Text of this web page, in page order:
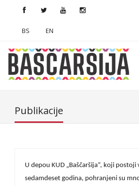
BS EN
Publikacije
U depou KUD „Baščaršija“, koji postoji
sedamdeset godina, pohranjeni su